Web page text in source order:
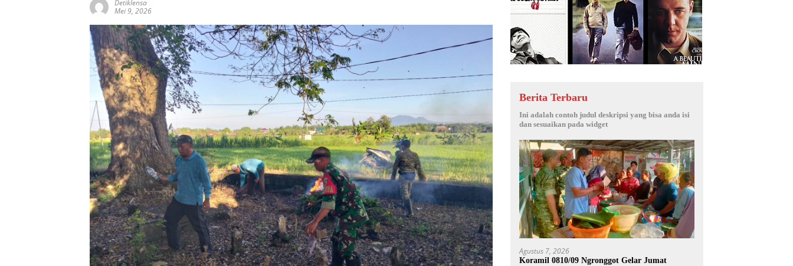
Detiklensa
Mei 9, 2026
Berita Terbaru
Ini adalah contoh judul deskripsi yang bisa anda isi
dan sesuaikan pada widget
Agustus 7, 2026
Koramil 0810/09 Ngronggot Gelar Jumat